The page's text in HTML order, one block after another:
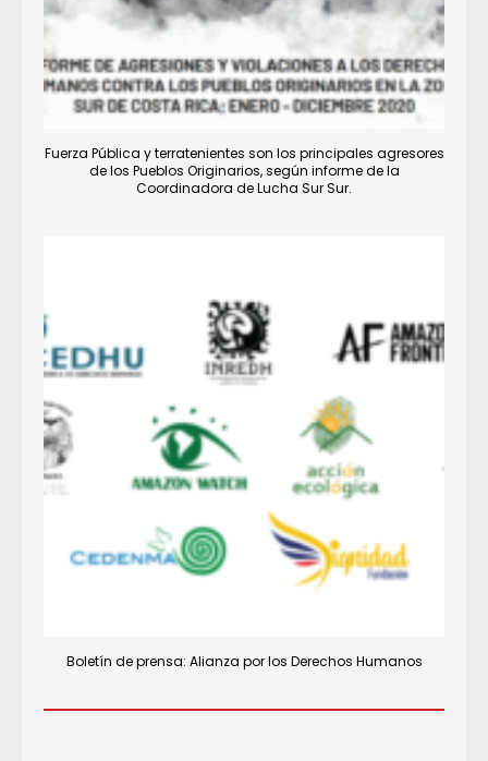
Fuerza Pública y terratenientes son los principales agresores
de los Pueblos Originarios, según informe de la
Coordinadora de Lucha Sur Sur.
Boletín de prensa: Alianza por los Derechos Humanos